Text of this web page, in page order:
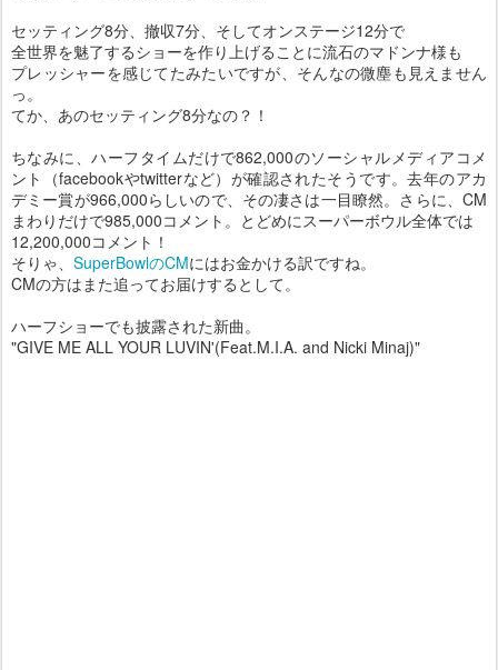
セッティング8分、撤収7分、そしてオンステージ12分で
全世界を魅了するショーを作り上げることに流石のマドンナ様も
プレッシャーを感じてたみたいですが、そんなの微塵も見えません
っ。
てか、あのセッティング8分なの？！
ちなみに、ハーフタイムだけで862,000のソーシャルメディアコメ
ント（facebookやtwitterなど）が確認されたそうです。去年のアカ
デミー賞が966,000らしいので、その凄さは一目瞭然。さらに、CM
まわりだけで985,000コメント。とどめにスーパーボウル全体では
12,200,000コメント！
そりゃ、 SuperBowlのCMにはお金かける訳ですね。
CMの方はまた追ってお届けするとして。
ハーフショーでも披露された新曲。
"GIVE ME ALL YOUR LUVIN'(Feat.M.I.A. and Nicki Minaj)"